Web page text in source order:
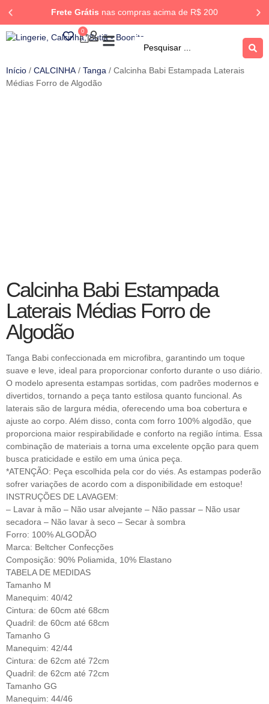
Frete Grátis nas compras acima de R$ 200
0
Início / CALCINHA / Tanga / Calcinha Babi Estampada Laterais
Médias Forro de Algodão
Calcinha Babi Estampada
Laterais Médias Forro de
Algodão
Tanga Babi confeccionada em microfibra, garantindo um toque
suave e leve, ideal para proporcionar conforto durante o uso diário.
O modelo apresenta estampas sortidas, com padrões modernos e
divertidos, tornando a peça tanto estilosa quanto funcional. As
laterais são de largura média, oferecendo uma boa cobertura e
ajuste ao corpo. Além disso, conta com forro 100% algodão, que
proporciona maior respirabilidade e conforto na região íntima. Essa
combinação de materiais a torna uma excelente opção para quem
busca praticidade e estilo em uma única peça.
*ATENÇÃO: Peça escolhida pela cor do viés. As estampas poderão
sofrer variações de acordo com a disponibilidade em estoque!
INSTRUÇÕES DE LAVAGEM:
– Lavar à mão – Não usar alvejante – Não passar – Não usar
secadora – Não lavar à seco – Secar à sombra
Forro: 100% ALGODÃO
Marca: Beltcher Confecções
Composição: 90% Poliamida, 10% Elastano
TABELA DE MEDIDAS
Tamanho M
Manequim: 40/42
Cintura: de 60cm até 68cm
Quadril: de 60cm até 68cm
Tamanho G
Manequim: 42/44
Cintura: de 62cm até 72cm
Quadril: de 62cm até 72cm
Tamanho GG
Manequim: 44/46